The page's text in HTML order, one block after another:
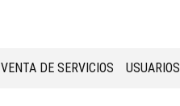
VENTA DE SERVICIOS USUARIOS